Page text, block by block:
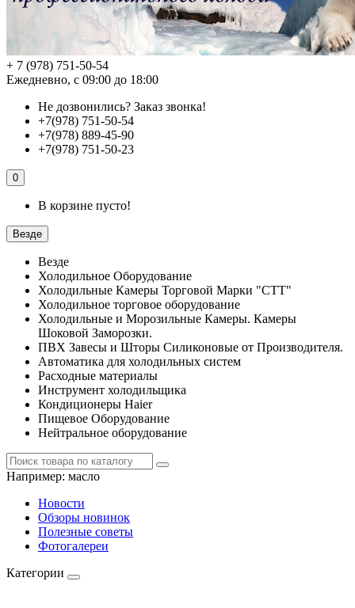
+ 7 (978) 751-50-54
Ежедневно, с 09:00 до 18:00
Не дозвонились? Заказ звонка!
+7(978) 751-50-54
+7(978) 889-45-90
+7(978) 751-50-23
0
В корзине пусто!
Везде
Везде
Холодильное Оборудование
Холодильные Камеры Торговой Марки "СТТ"
Холодильное торговое оборудование
Холодильные и Морозильные Камеры. Камеры
Шоковой Заморозки.
ПВХ Завесы и Шторы Силиконовые от Производителя.
Автоматика для холодильных систем
Расходные материалы
Инструмент холодильщика
Кондиционеры Haier
Пищевое Оборудование
Нейтральное оборудование
Например: масло
Новости
Обзоры новинок
Полезные советы
Фотогалереи
Категории